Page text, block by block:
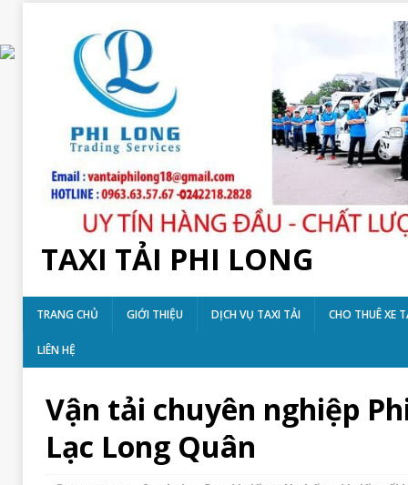
TAXI TẢI PHI LONG
TRANG CHỦ GIỚI THIỆU DỊCH VỤ TAXI TẢI CHO THUÊ XE
LIÊN HỆ
Vận tải chuyên nghiệp
Lạc Long Quân